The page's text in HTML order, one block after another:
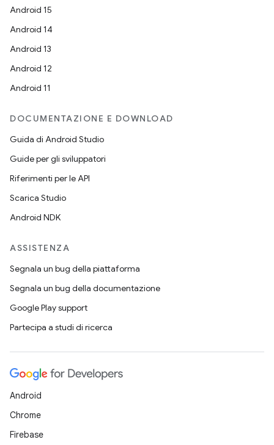
Android 15
Android 14
Android 13
Android 12
Android 11
DOCUMENTAZIONE E DOWNLOAD
Guida di Android Studio
Guide per gli sviluppatori
Riferimenti per le API
Scarica Studio
Android NDK
ASSISTENZA
Segnala un bug della piattaforma
Segnala un bug della documentazione
Google Play support
Partecipa a studi di ricerca
Android
Chrome
Firebase